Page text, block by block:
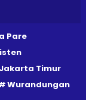
Pare
Timur
Wurandungan